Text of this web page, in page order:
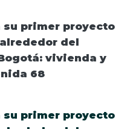
primer proyecto
del
vivienda y
68
primer proyecto